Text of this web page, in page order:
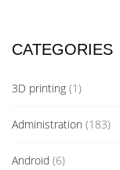
CATEGORIES
3D printing (1)
Administration (183)
Android (6)